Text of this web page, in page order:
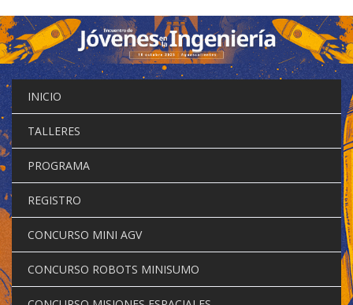
al
contenido
principal
INICIO
TALLERES
PROGRAMA
REGISTRO
CONCURSO MINI AGV
CONCURSO ROBOTS MINISUMO